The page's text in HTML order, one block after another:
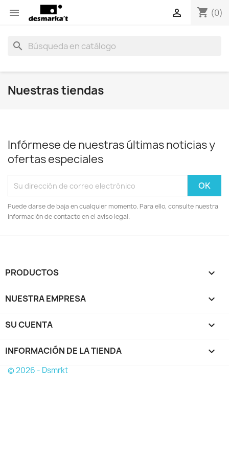
 shopping_cart (0)

search
Nuestras tiendas
Infórmese de nuestras últimas noticias y
ofertas especiales
Puede darse de baja en cualquier momento. Para ello, consulte nuestra
información de contacto en el aviso legal.
PRODUCTOS 
NUESTRA EMPRESA 
SU CUENTA 
INFORMACIÓN DE LA TIENDA keyboard_arrow_down
© 2026 - Dsmrkt